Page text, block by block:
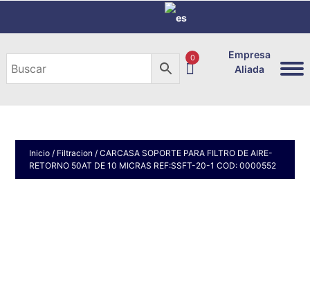
0
Empresa
Aliada
Inicio / Filtracion / CARCASA SOPORTE PARA FILTRO DE AIRE-
RETORNO 50AT DE 10 MICRAS REF:SSFT-20-1 COD: 0000552